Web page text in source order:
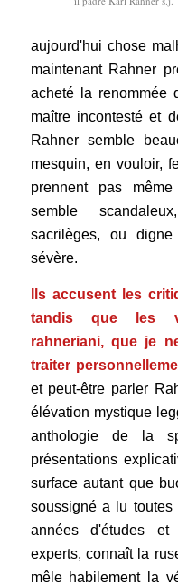
aujourd'hui chose
maintenant Rahner
acheté la renommée
maître incontesté et
Rahner semble
mesquin, en vouloir,
prennent pas
semble
sacrilèges, ou
sévère.
Ils accusent les
tandis que les
rahneriani, que je
traiter
et peut-être parler
élévation mystique
anthologie de la
présentations
surface autant que
soussigné a lu
années d'études
experts, connaît la
mêle habilement la